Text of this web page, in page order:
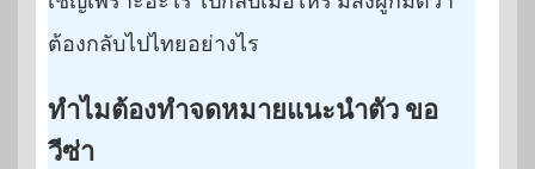
ต้องกลับไปไทยอย่างไร
ทำไมต้องทำจดหมายแนะนำตัว ขอ
วีซ่า